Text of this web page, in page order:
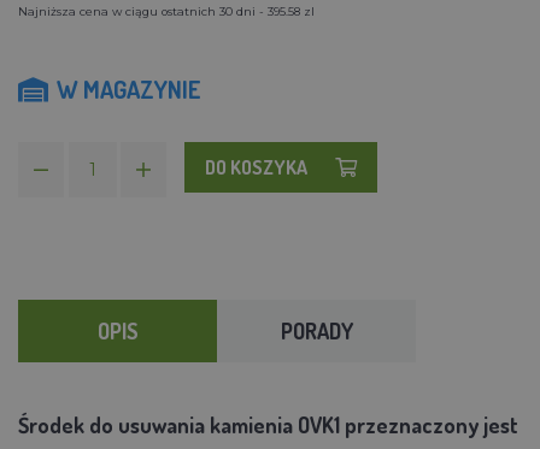
Najniższa cena w ciągu ostatnich 30 dni - 395.58 zl
W MAGAZYNIE
DO KOSZYKA
OPIS PORADY
Środek do usuwania kamienia OVK1 przeznaczony jest